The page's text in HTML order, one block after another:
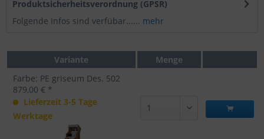
Produktsicherheitsverordnung (GPSR)
Folgende Infos sind verfübar...... mehr
Variante
Menge
Farbe: PE griseum Des. 502
879,00 € *
Lieferzeit 3-5 Tage
Werktage